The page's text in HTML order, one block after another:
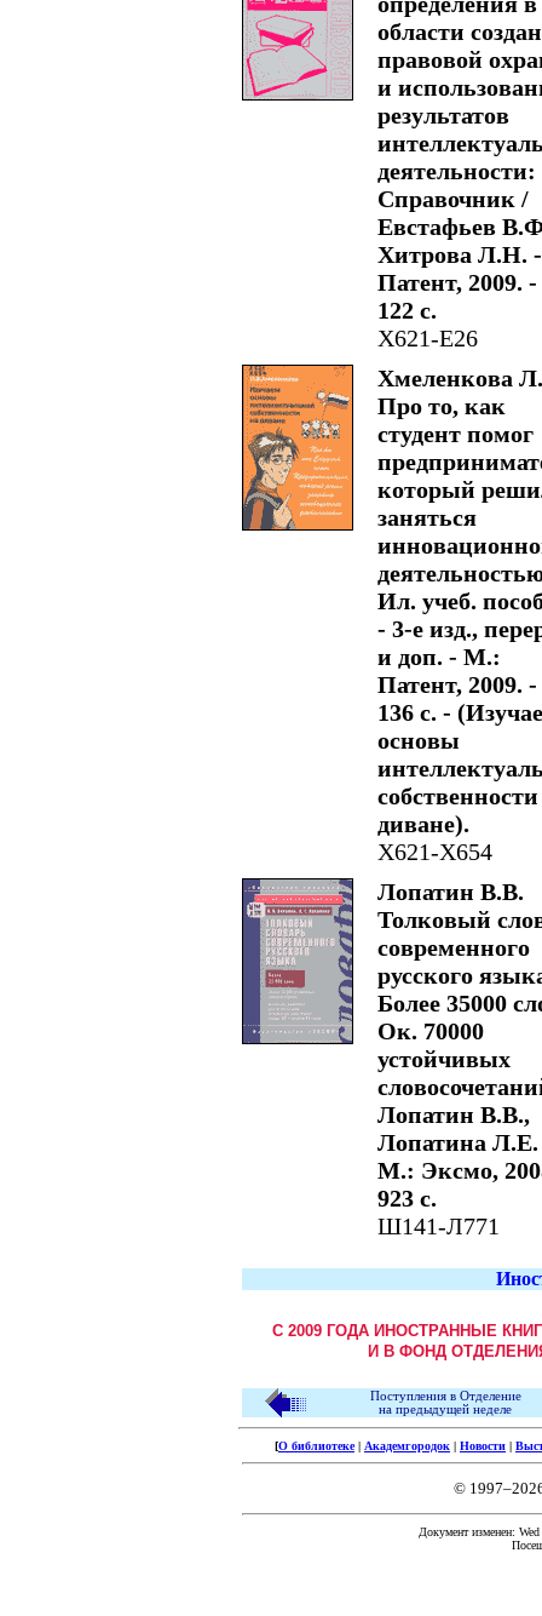
области
правовой
и
результатов
деятельности:
Справочник /
Евстафьев
Хитрова Л.Н.
Патент, 2009. -
122 с.
Х621-Е26
Хмеленкова
Про то, как
студент помог
который
заняться
Ил. учеб.
- 3-е изд.,
и доп. - М.:
Патент, 2009. -
136 с. -
основы
диване).
Х621-Х654
Лопатин В.В.
Толковый
современного
русского
Более 35000
Ок. 70000
устойчивых
Лопатин В.В.,
Лопатина
М.: Эксмо,
923 с.
Ш141-Л771
С 2009 ГОДА ИНОСТРАННЫЕ
И В ФОНД
Поступления в Отделение
на предыдущей неделе
[О библиотеке| Академгородок | Новости |
©
Документ изменен: